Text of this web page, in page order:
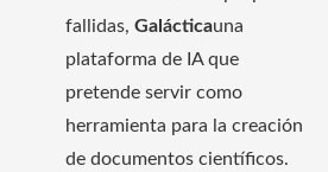
fallidas, Galácticauna
plataforma de IA que
pretende servir como
herramienta para la creación
de documentos científicos.